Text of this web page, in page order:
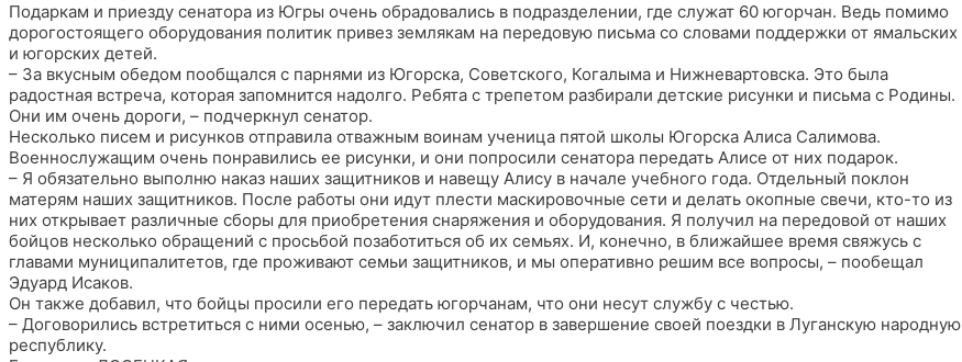
Подаркам и приезду сенатора из Югры очень обрадовались в подразделении, где служат 60 югорчан. Ведь помимо
дорогостоящего оборудования политик привез землякам на передовую письма со словами поддержки от ямальских
и югорских детей.
– За вкусным обедом пообщался с парнями из Югорска, Советского, Когалыма и Нижневартовска. Это была
радостная встреча, которая запомнится надолго. Ребята с трепетом разбирали детские рисунки и письма с Родины.
Они им очень дороги, – подчеркнул сенатор.
Несколько писем и рисунков отправила отважным воинам ученица пятой школы Югорска Алиса Салимова.
Военнослужащим очень понравились ее рисунки, и они попросили сенатора передать Алисе от них подарок.
– Я обязательно выполню наказ наших защитников и навещу Алису в начале учебного года. Отдельный поклон
матерям наших защитников. После работы они идут плести маскировочные сети и делать окопные свечи, кто-то из
них открывает различные сборы для приобретения снаряжения и оборудования. Я получил на передовой от наших
бойцов несколько обращений с просьбой позаботиться об их семьях. И, конечно, в ближайшее время свяжусь с
главами муниципалитетов, где проживают семьи защитников, и мы оперативно решим все вопросы, – пообещал
Эдуард Исаков.
Он также добавил, что бойцы просили его передать югорчанам, что они несут службу с честью.
– Договорились встретиться с ними осенью, – заключил сенатор в завершение своей поездки в Луганскую народную
республику.